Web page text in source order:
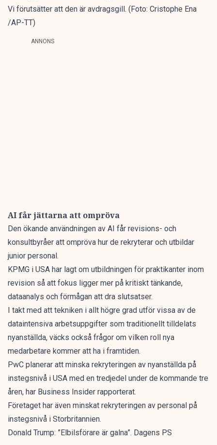
Vi förutsätter att den är avdragsgill. (Foto: Cristophe Ena
/AP-TT)
ANNONS
AI får jättarna att ompröva
Den ökande användningen av AI får revisions- och
konsultbyråer att ompröva hur de rekryterar och utbildar
junior personal.
KPMG i USA har lagt om utbildningen för praktikanter inom
revision så att fokus ligger mer på kritiskt tänkande,
dataanalys och förmågan att dra slutsatser.
I takt med att tekniken i allt högre grad utför vissa av de
dataintensiva arbetsuppgifter som traditionellt tilldelats
nyanställda, väcks också frågor om vilken roll nya
medarbetare kommer att ha i framtiden.
PwC planerar att minska rekryteringen av nyanställda på
instegsnivå i USA med en tredjedel under de kommande tre
åren, har Business Insider rapporterat.
Företaget har även minskat rekryteringen av personal på
instegsnivå i Storbritannien.
Donald Trump: ”Elbilsförare är galna”. Dagens PS